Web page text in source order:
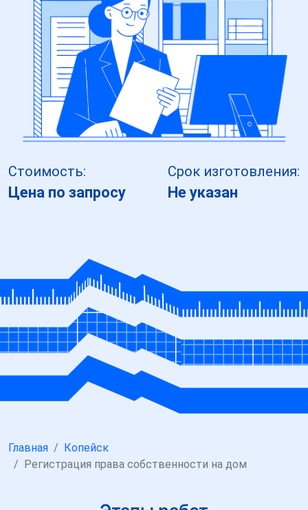
Стоимость:
Цена по запросу
Срок изготовления:
Не указан
Главная
Копейск
Регистрация права собственности на дом